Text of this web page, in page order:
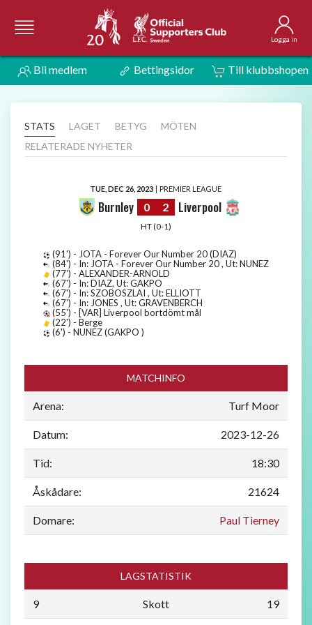
Logga in
Bli medlem Bettingsidor Till klubbshopen
STATS LAGET BETYG
MÖTEN
RELATERADE NYHETER
TUE, DEC 26, 2023 | PREMIER LEAGUE
Burnley 0 2 Liverpool
HT (0-1)
(91') - JOTA - Forever Our Number 20 (DIAZ)
(84') - In: JOTA - Forever Our Number 20 , Ut: NUNEZ
(77') - ALEXANDER-ARNOLD
(67') - In: DIAZ, Ut: GAKPO
(67') - In: SZOBOSZLAI , Ut: ELLIOTT
(67') - In: JONES , Ut: GRAVENBERCH
(55') - [VAR] Liverpool bortdömt mål
(22') - Berge
(6') - NUNEZ (GAKPO )
MATCHINFO
Arena: Turf Moor
Datum: 2023-12-26
Tid: 18:30
Åskådare: 21624
Domare: Paul Tierney
LAGSTATISTIK
9 Skott 19